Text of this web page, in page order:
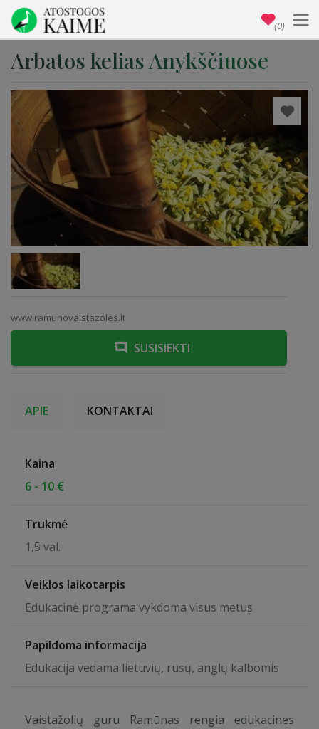
Arbatos kelias Anykščiuose
www.ramunovaistazoles.lt
SUSISIEKTI
APIE KONTAKTAI
Kaina
6 - 10 €
Trukmė
1,5 val.
Veiklos laikotarpis
Edukacinė programa vykdoma visus metus
Papildoma informacija
Edukacija vedama lietuvių, rusų, anglų kalbomis
Vaistažolių guru Ramūnas rengia edukacines
(0)